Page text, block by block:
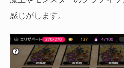
感じがします。